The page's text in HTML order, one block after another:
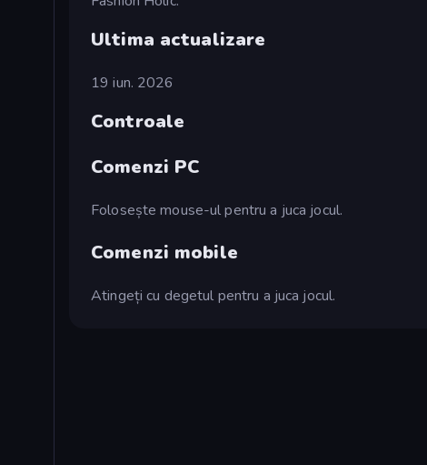
Ultima actualizare
19 iun. 2026
Controale
Comenzi PC
Folosește mouse-ul pentru a juca jocul.
Comenzi mobile
Atingeți cu degetul pentru a juca jocul.